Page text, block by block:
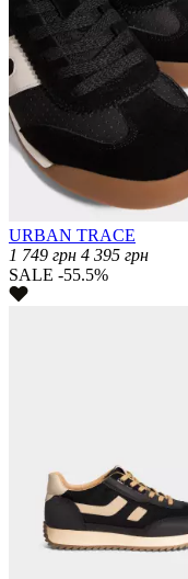
URBAN TRACE
1 749 грн 4 395 грн
SALE -55.5%